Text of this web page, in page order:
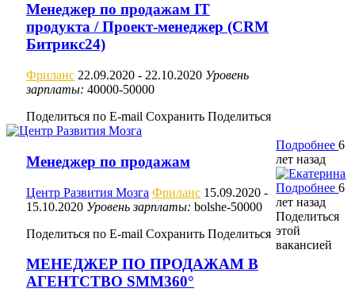
Менеджер по продажам IT
продукта / Проект-менеджер (CRM
Битрикс24)
Фриланс 22.09.2020 - 22.10.2020 Уровень
зарплаты: 40000-50000
Поделиться по E-mail Сохранить Поделиться
Менеджер по продажам
Центр Развития Мозга Фриланс 15.09.2020 -
15.10.2020 Уровень зарплаты: bolshe-50000
Поделиться по E-mail Сохранить Поделиться
Подробнее6
лет назад
МЕНЕДЖЕР ПО ПРОДАЖАМ В
АГЕНТСТВО SMM360°
Подробнее6
лет назад
Поделиться
этой
вакансией